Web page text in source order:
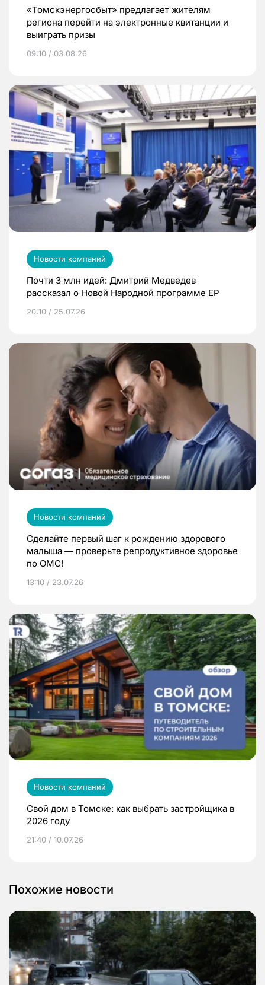
«Томскэнергосбыт» предлагает жителям
региона перейти на электронные квитанции и
выиграть призы
09:10 / 03.08.26
Новости компаний
Почти 3 млн идей: Дмитрий Медведев
рассказал о Новой Народной программе ЕР
20:10 / 25.07.26
Новости компаний
Сделайте первый шаг к рождению здорового
малыша — проверьте репродуктивное здоровье
по ОМС!
13:10 / 23.07.26
Новости компаний
Свой дом в Томске: как выбрать застройщика в
2026 году
21:40 / 10.07.26
Похожие новости